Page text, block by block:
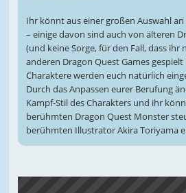
Ihr könnt aus einer großen Auswahl
– einige davon sind auch von älteren
(und keine Sorge, für den Fall, dass ihr
anderen Dragon Quest Games
Charaktere werden euch natürlich
Durch das Anpassen eurer Berufung
Kampf-Stil des Charakters und ihr
berühmten Dragon Quest Monster
berühmten Illustrator Akira Toriyama